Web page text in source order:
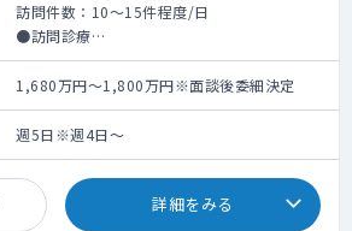
訪問件数：10～15件程度/日
●訪問診療
●関連施設での外来・病棟管理業務
1,680万円～1,800万円※面談後委細決定
週5日※週4日～
詳細をみる